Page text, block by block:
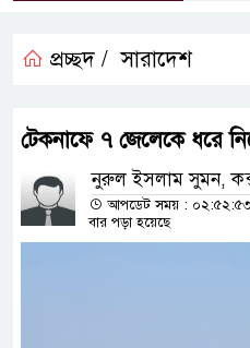
প্রচ্ছদ / সারাদেশ
টেকনাফে ৭ জেলেকে ধরে
নুরুল ইসলাম সুমন,
আপডেট সময় : ০২:৫২:৫৩
বার পড়া হয়েছে